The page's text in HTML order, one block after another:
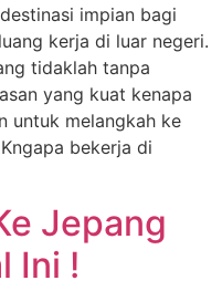
impian bagi
kerja di luar negeri.
tidaklah tanpa
yang kuat kenapa
untuk melangkah ke
bekerja di
Jepang
Ini !